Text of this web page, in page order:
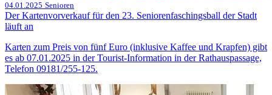
04.01.2025 Senioren
Der Kartenvorverkauf für den 23. Seniorenfaschingsball der Stadt
läuft an
Karten zum Preis von fünf Euro (inklusive Kaffee und Krapfen) gibt
es ab 07.01.2025 in der Tourist-Information in der Rathauspassage,
Telefon 09181/255-125.